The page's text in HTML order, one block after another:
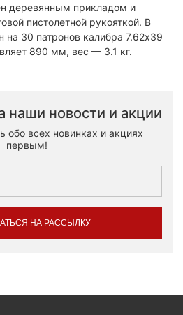
деревянным прикладом и
пистолетной рукояткой. В
на 30 патронов калибра 7.62x39
890 мм, вес — 3.1 кг.
наши новости и акции
обо всех новинках и акциях
первым!
НА РАССЫЛКУ